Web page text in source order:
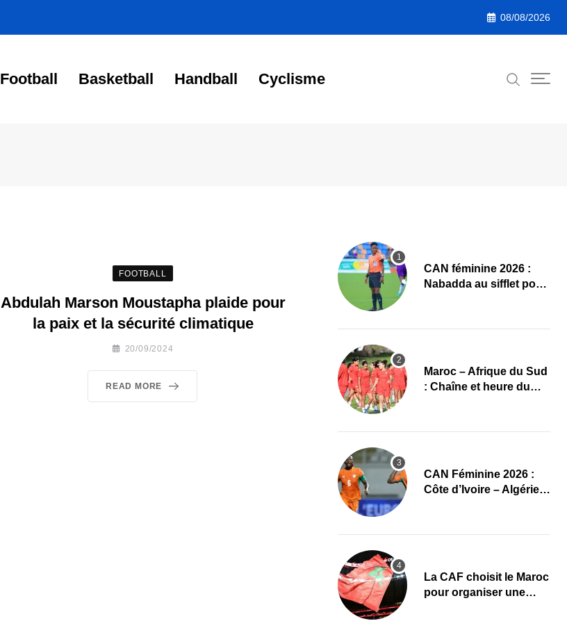
08/08/2026
Football Basketball Handball Cyclisme
FOOTBALL
Abdulah Marson Moustapha plaide pour
la paix et la sécurité climatique
20/09/2024
READ MORE
‎CAN féminine 2026 :
Nabadda au sifflet pour
Maroc – Afrique du Sud
: Chaîne et heure du
CAN Féminine 2026 :
Côte d’Ivoire – Algérie,
La CAF choisit le Maroc
pour organiser une